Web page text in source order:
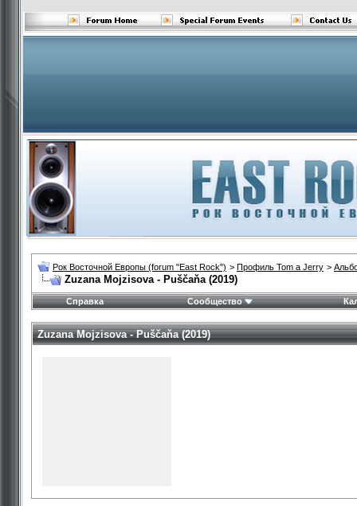
Рок Восточной Европы (forum "East Rock") > Профиль Tom a Jerry >
Zuzana Mojzisova - Puščaňa (2019)
Справка Сообщество
Zuzana Mojzisova - Puščaňa (2019)